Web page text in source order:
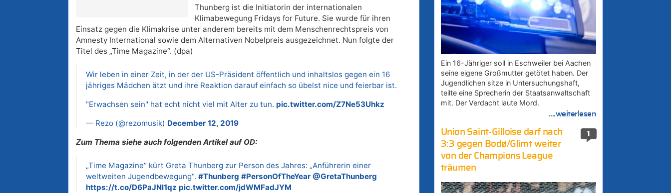
Thunberg ist die Initiatorin der internationalen
Klimabewegung Fridays for Future. Sie wurde für ihren
Einsatz gegen die Klimakrise unter anderem bereits mit dem Menschenrechtspreis von
Amnesty International sowie dem Alternativen Nobelpreis ausgezeichnet. Nun folgte der
Titel des „Time Magazine“. (dpa)
Wir leben in einer Zeit, in der der US-Präsident öffentlich und inhaltslos gegen ein 16
jähriges Mädchen ätzt und ihre Reaktion darauf einfach so übelst nice und feierbar ist.
"Erwachsen sein" hat echt nicht viel mit Alter zu tun. pic.twitter.com/Z7Ne53Uhkz
— Rezo (@rezomusik) December 12, 2019
Zum Thema siehe auch folgenden Artikel auf OD:
„Time Magazine“ kürt Greta Thunberg zur Person des Jahres: „Anführerin einer
weltweiten Jugendbewegung“. #Thunberg #PersonOfTheYear @GretaThunberg
https://t.co/D6PaJNl1qz pic.twitter.com/jdWMFadJYM
Ein 16-Jähriger soll in Eschweiler bei Aachen
seine eigene Großmutter getötet haben. Der
Jugendlichen sitze in Untersuchungshaft,
teilte eine Sprecherin der Staatsanwaltschaft
mit. Der Verdacht laute Mord.
....weiterlesen
1
Union Saint-Gilloise darf nach
3:3 gegen Bodø/Glimt weiter
von der Champions League
träumen